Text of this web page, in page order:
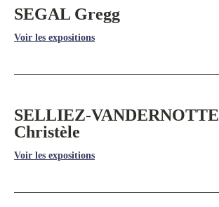
SEGAL Gregg
Voir les expositions
SELLIEZ-VANDERNOTTE
Christèle
Voir les expositions